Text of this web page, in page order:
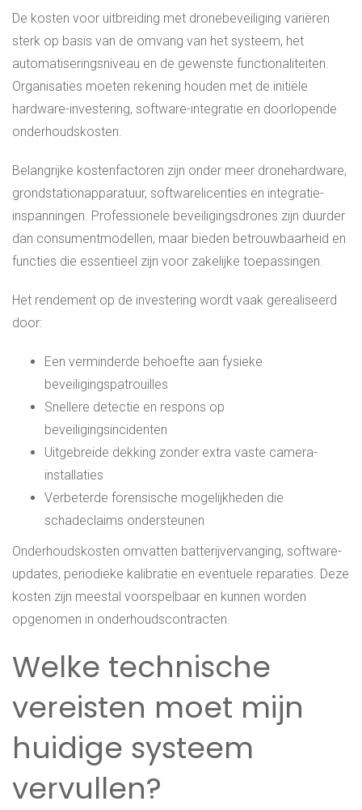
De kosten voor uitbreiding met dronebeveiliging variëren
sterk op basis van de omvang van het systeem, het
automatiseringsniveau en de gewenste functionaliteiten.
Organisaties moeten rekening houden met de initiële
hardware-investering, software-integratie en doorlopende
onderhoudskosten.
Belangrijke kostenfactoren zijn onder meer dronehardware,
grondstationapparatuur, softwarelicenties en integratie-
inspanningen. Professionele beveiligingsdrones zijn duurder
dan consumentmodellen, maar bieden betrouwbaarheid en
functies die essentieel zijn voor zakelijke toepassingen.
Het rendement op de investering wordt vaak gerealiseerd
door:
Een verminderde behoefte aan fysieke
beveiligingspatrouilles
Snellere detectie en respons op
beveiligingsincidenten
Uitgebreide dekking zonder extra vaste camera-
installaties
Verbeterde forensische mogelijkheden die
schadeclaims ondersteunen
Onderhoudskosten omvatten batterijvervanging, software-
updates, periodieke kalibratie en eventuele reparaties. Deze
kosten zijn meestal voorspelbaar en kunnen worden
opgenomen in onderhoudscontracten.
Welke technische
vereisten moet mijn
huidige systeem
vervullen?